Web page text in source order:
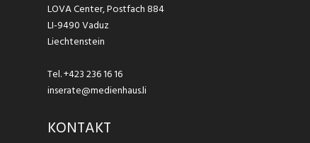
LOVA Center, Postfach 884
LI-9490 Vaduz
Liechtenstein
Tel.+423 236 16 16
inserate@medienhaus.li
KONTAKT